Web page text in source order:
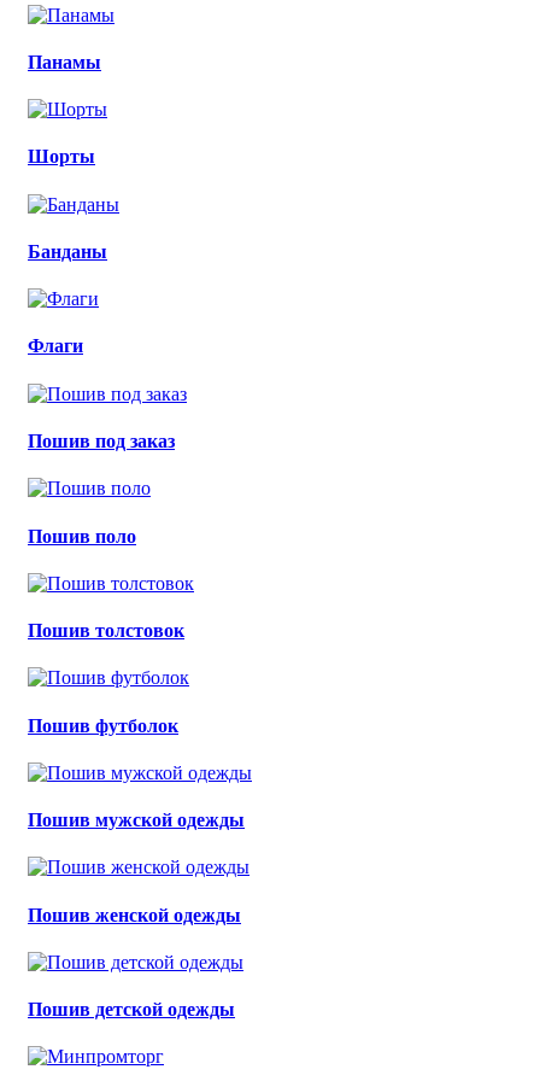
Панамы
Шорты
Банданы
Флаги
Пошив под заказ
Пошив поло
Пошив толстовок
Пошив футболок
Пошив мужской одежды
Пошив женской одежды
Пошив детской одежды